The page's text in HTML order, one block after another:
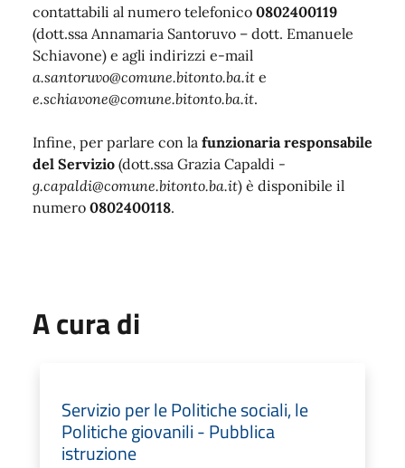
contattabili al numero telefonico 0802400119
(dott.ssa Annamaria Santoruvo – dott. Emanuele
Schiavone) e agli indirizzi e-mail
a.santoruvo@comune.bitonto.ba.it e
e.schiavone@comune.bitonto.ba.it.
Infine, per parlare con la funzionaria responsabile
del Servizio (dott.ssa Grazia Capaldi -
g.capaldi@comune.bitonto.ba.it) è disponibile il
numero 0802400118.
A cura di
Servizio per le Politiche sociali, le
Politiche giovanili - Pubblica
istruzione